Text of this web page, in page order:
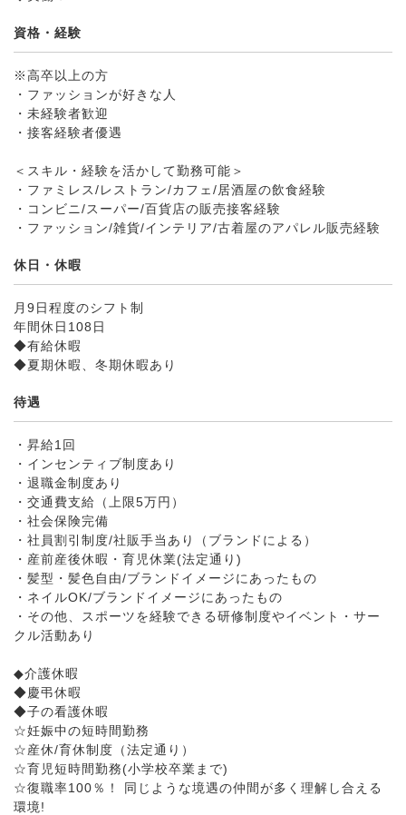
資格・経験
※高卒以上の方
・ファッションが好きな人
・未経験者歓迎
・接客経験者優遇
＜スキル・経験を活かして勤務可能＞
・ファミレス/レストラン/カフェ/居酒屋の飲食経験
・コンビニ/スーパー/百貨店の販売接客経験
・ファッション/雑貨/インテリア/古着屋のアパレル販売経験
休日・休暇
月9日程度のシフト制
年間休日108日
◆有給休暇
◆夏期休暇、冬期休暇あり
待遇
・昇給1回
・インセンティブ制度あり
・退職金制度あり
・交通費支給（上限5万円）
・社会保険完備
・社員割引制度/社販手当あり（ブランドによる）
・産前産後休暇・育児休業(法定通り)
・髪型・髪色自由/ブランドイメージにあったもの
・ネイルOK/ブランドイメージにあったもの
・その他、スポーツを経験できる研修制度やイベント・サー
クル活動あり
◆介護休暇
◆慶弔休暇
◆子の看護休暇
☆妊娠中の短時間勤務
☆産休/育休制度（法定通り）
☆育児短時間勤務(小学校卒業まで)
☆復職率100％！ 同じような境遇の仲間が多く理解し合える
環境!